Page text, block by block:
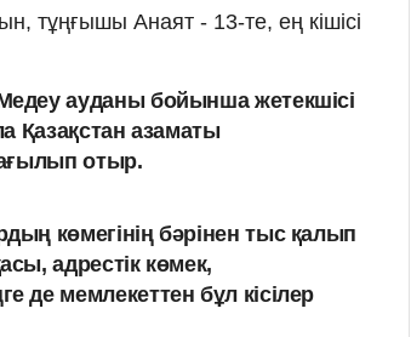
тұңғышы Анаят - 13-те, ең кішісі
ауданы бойынша жетекшісі
Қазақстан азаматы
отыр.
көмегінің бәрінен тыс қалып
адрестік көмек,
де мемлекеттен бұл кісілер